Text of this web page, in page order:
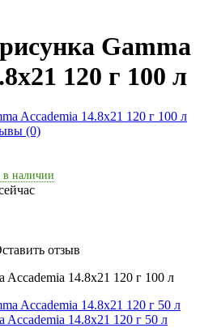
Gamma
120 г 100 л
(0)
в наличии
отзыв
Accademia 14.8х21 120 г 100 л
Accademia 14.8х21 120 г 50 л